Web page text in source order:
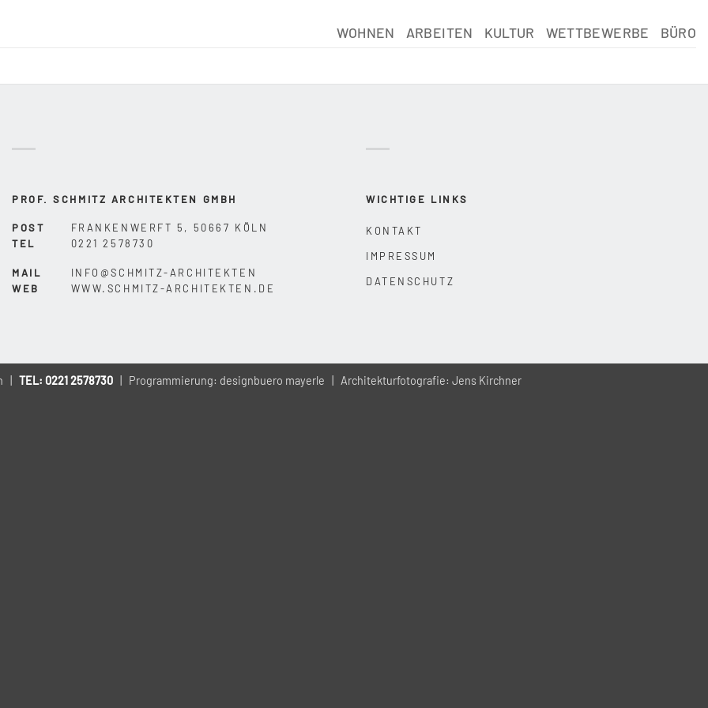
WOHNEN ARBEITEN KULTUR WETTBEWERBE BÜRO
PROF. SCHMITZ ARCHITEKTEN GMBH
POST
TEL
MAIL
WEB
FRANKENWERFT 5, 50667 KÖLN
0221 2578730
INFO@SCHMITZ-ARCHITEKTEN
WWW.SCHMITZ-ARCHITEKTEN.DE
WICHTIGE LINKS
KONTAKT
IMPRESSUM
DATENSCHUTZ
| TEL: 0221 2578730 | Programmierung: designbuero mayerle | Architekturfotografie: Jens Kirchner